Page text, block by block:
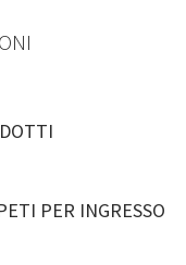
PER INGRESSO